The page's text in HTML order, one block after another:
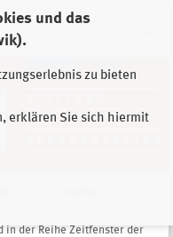
und das
zu bieten
erklären Sie sich hiermit
in der Reihe Zeitfenster der